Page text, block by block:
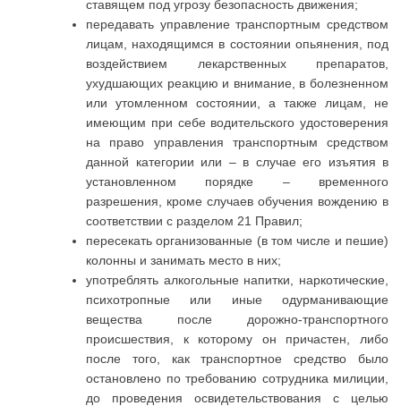
ставящем под угрозу безопасность движения;
передавать управление транспортным средством
лицам, находящимся в состоянии опьянения, под
воздействием лекарственных препаратов,
ухудшающих реакцию и внимание, в болезненном
или утомленном состоянии, а также лицам, не
имеющим при себе водительского удостоверения
на право управления транспортным средством
данной категории или – в случае его изъятия в
установленном порядке – временного
разрешения, кроме случаев обучения вождению в
соответствии с разделом 21 Правил;
пересекать организованные (в том числе и пешие)
колонны и занимать место в них;
употреблять алкогольные напитки, наркотические,
психотропные или иные одурманивающие
вещества после дорожно-транспортного
происшествия, к которому он причастен, либо
после того, как транспортное средство было
остановлено по требованию сотрудника милиции,
до проведения освидетельствования с целью